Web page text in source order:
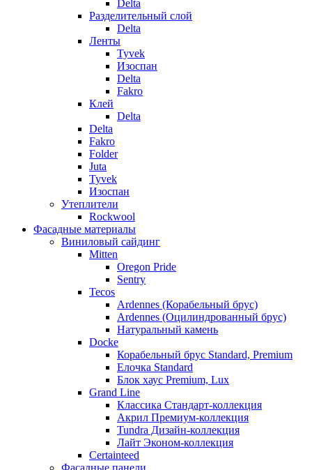
Delta
Разделительный слой
Delta
Ленты
Tyvek
Изоспан
Delta
Fakro
Клей
Delta
Delta
Fakro
Folder
Juta
Tyvek
Изоспан
Утеплители
Rockwool
Фасадные материалы
Виниловый сайдинг
Mitten
Oregon Pride
Sentry
Tecos
Ardennes (Корабельный брус)
Ardennes (Оцилиндрованный брус)
Натуральный камень
Docke
Корабельный брус Standard, Premium
Елочка Standard
Блок хаус Premium, Lux
Grand Line
Классика Стандарт-коллекция
Акрил Премиум-коллекция
Tundra Дизайн-коллекция
Лайт Эконом-коллекция
Certainteed